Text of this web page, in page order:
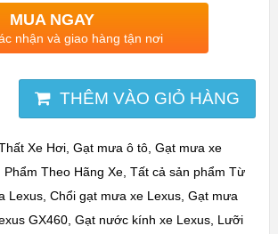
MUA NGAY
nhận và giao hàng tận nơi
THÊM VÀO GIỎ HÀNG
Xe Hơi, Gạt mưa ô tô, Gạt mưa xe
Phẩm Theo Hãng Xe, Tất cả sản phẩm Từ
Lexus, Chổi gạt mưa xe Lexus, Gạt mưa
GX460, Gạt nước kính xe Lexus, Lưỡi